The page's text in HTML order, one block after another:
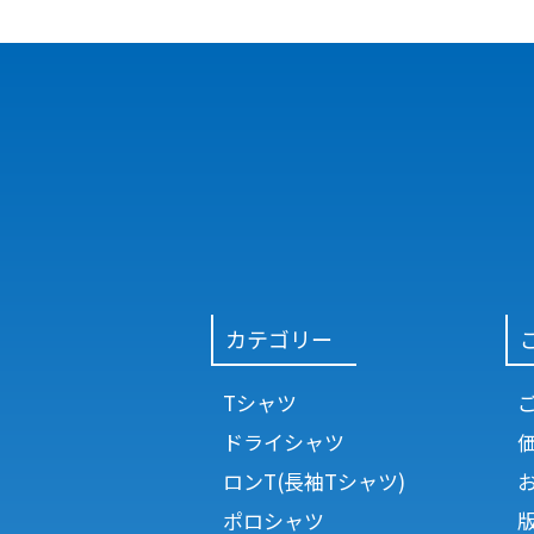
カテゴリー
Tシャツ
ドライシャツ
ロンT(長袖Tシャツ)
ポロシャツ